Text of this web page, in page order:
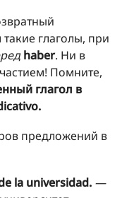
глаголы, при
haber. Ни в
Помните,
глагол в
предложений в
la universidad. —